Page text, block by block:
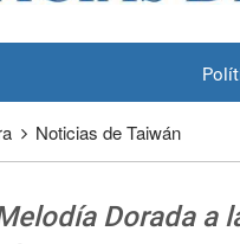
Noticias de Taiwán
Dorada a